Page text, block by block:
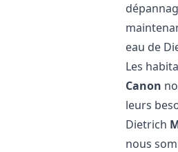
eau de
Les
Canon
leurs
Dietrich
nous